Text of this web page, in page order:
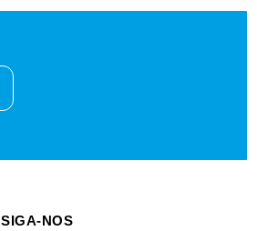
SIGA-NOS